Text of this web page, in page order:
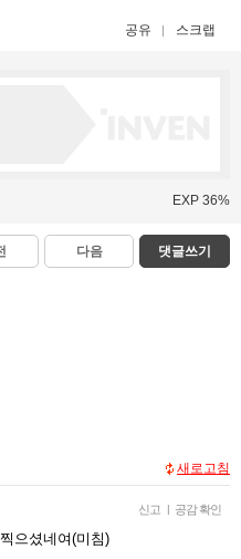
공유 스크랩
EXP 36%
다음 댓글쓰기
새로고침
신고 | 공감 확인
으셨네여(미침)